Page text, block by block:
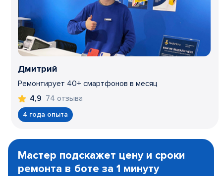
Дмитрий
Ремонтирует 40+ смартфонов в месяц
4,9 74 отзыва
4 года опыта
1
Мастер подскажет цену и сроки
ремонта в боте за 1 минуту